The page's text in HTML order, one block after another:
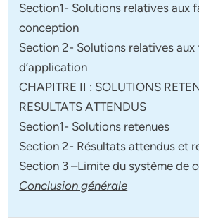
Section1- Solutions relatives aux
conception
Section 2- Solutions relatives aux
d’application
CHAPITRE II : SOLUTIONS
RESULTATS ATTENDUS
Section1- Solutions retenues
Section 2- Résultats attendus et
Section 3 –Limite du système de
Conclusion générale